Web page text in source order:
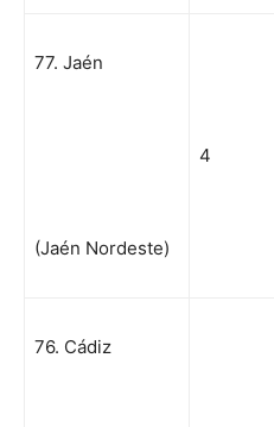
77. Jaén
(Jaén Nordeste)
4
76. Cádiz